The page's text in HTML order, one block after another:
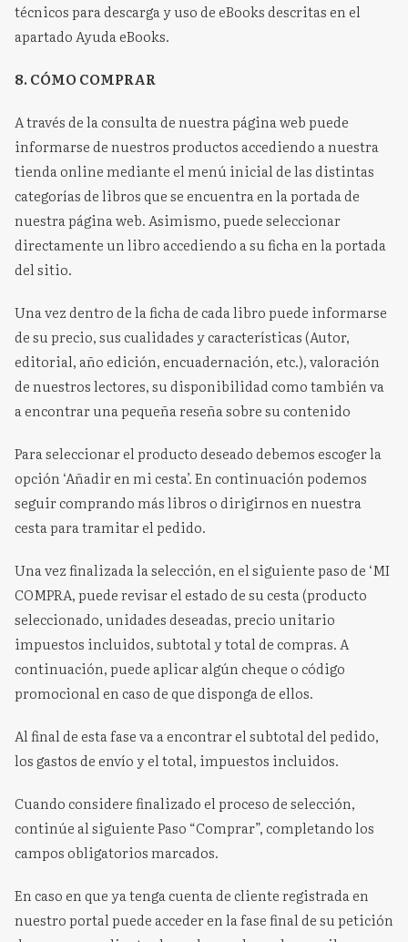
técnicos para descarga y uso de eBooks descritas en el
apartado Ayuda eBooks.
8. CÓMO COMPRAR
A través de la consulta de nuestra página web puede
informarse de nuestros productos accediendo a nuestra
tienda online mediante el menú inicial de las distintas
categorías de libros que se encuentra en la portada de
nuestra página web. Asimismo, puede seleccionar
directamente un libro accediendo a su ficha en la portada
del sitio.
Una vez dentro de la ficha de cada libro puede informarse
de su precio, sus cualidades y características (Autor,
editorial, año edición, encuadernación, etc.), valoración
de nuestros lectores, su disponibilidad como también va
a encontrar una pequeña reseña sobre su contenido
Para seleccionar el producto deseado debemos escoger la
opción ‘Añadir en mi cesta’. En continuación podemos
seguir comprando más libros o dirigirnos en nuestra
cesta para tramitar el pedido.
Una vez finalizada la selección, en el siguiente paso de ‘MI
COMPRA, puede revisar el estado de su cesta (producto
seleccionado, unidades deseadas, precio unitario
impuestos incluidos, subtotal y total de compras. A
continuación, puede aplicar algún cheque o código
promocional en caso de que disponga de ellos.
Al final de esta fase va a encontrar el subtotal del pedido,
los gastos de envío y el total, impuestos incluidos.
Cuando considere finalizado el proceso de selección,
continúe al siguiente Paso “Comprar”, completando los
campos obligatorios marcados.
En caso en que ya tenga cuenta de cliente registrada en
nuestro portal puede acceder en la fase final de su petición